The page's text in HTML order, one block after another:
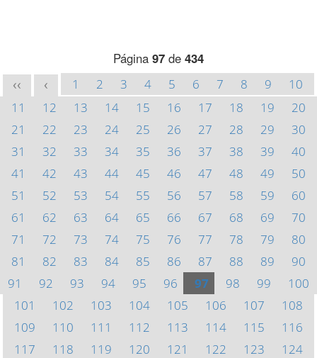
Página 97 de 434
<< < 1 2 3 4 5 6 7 8 9
10
11
12 13 14 15 16 17 18 19
20
21
22 23 24 25 26 27 28 29
30
31
32 33 34 35 36 37 38 39
40
41
42 43 44 45 46 47 48 49
50
51
52 53 54 55 56 57 58 59
60
61
62 63 64 65 66 67 68 69
70
71
72 73 74 75 76 77 78 79
80
81
82 83 84 85 86 87 88 89
90
91
92 93 94 95 96 97 98 99
100
101
102 103 104 105 106 107
108
109
110 111 112 113 114 115
116
117
118 119 120 121 122 123
124